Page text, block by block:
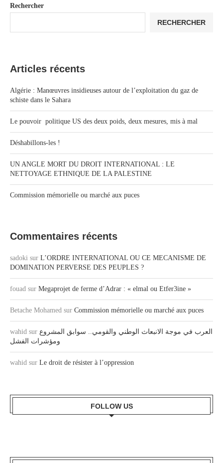
Rechercher
RECHERCHER
Articles récents
Algérie : Manœuvres insidieuses autour de l’exploitation du gaz de
schiste dans le Sahara
Le pouvoir politique US des deux poids, deux mesures, mis à mal
Déshabillons-les !
UN ANGLE MORT DU DROIT INTERNATIONAL : LE
NETTOYAGE ETHNIQUE DE LA PALESTINE
Commission mémorielle ou marché aux puces
Commentaires récents
sadoki sur L’ORDRE INTERNATIONAL OU CE MECANISME DE
DOMINATION PERVERSE DES PEUPLES ?
fouad sur Megaprojet de ferme d’Adrar : « elmal ou Etfer3ine »
Betache Mohamed sur Commission mémorielle ou marché aux puces
wahid sur العرب في موجة الانبعاث الوطني والقومي.. سوابق المشروع
ومؤشرات الفشل
wahid sur Le droit de résister à l’oppression
FOLLOW US